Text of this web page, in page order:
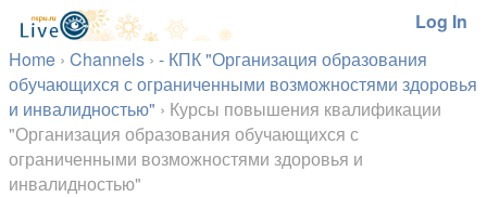
Log In
Home › Channels › - КПК "Организация образования
обучающихся с ограниченными возможностями здоровья
и инвалидностью" › Курсы повышения квалификации
"Организация образования обучающихся с
ограниченными возможностями здоровья и
инвалидностью"